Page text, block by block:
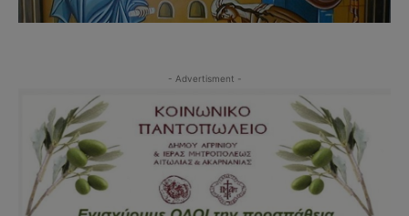
- Advertisment -